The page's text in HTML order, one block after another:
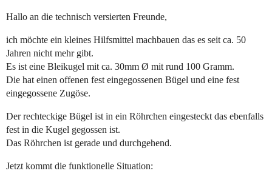
Hallo an die technisch versierten Freunde,
ich möchte ein kleines Hilfsmittel machbauen das es seit ca. 50
Jahren nicht mehr gibt.
Es ist eine Bleikugel mit ca. 30mm Ø mit rund 100 Gramm.
Die hat einen offenen fest eingegossenen Bügel und eine fest
eingegossene Zugöse.
Der rechteckige Bügel ist in ein Röhrchen eingesteckt das ebenfalls
fest in die Kugel gegossen ist.
Das Röhrchen ist gerade und durchgehend.
Jetzt kommt die funktionelle Situation: